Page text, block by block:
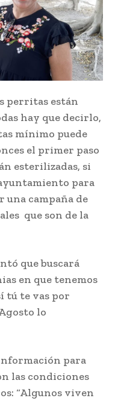
perritas están
hay que decirlo,
mínimo puede
el primer paso
esterilizadas, si
para
una campaña de
que son de la
que buscará
en que tenemos
tú te vas por
lo
para
las condiciones
“Algunos viven